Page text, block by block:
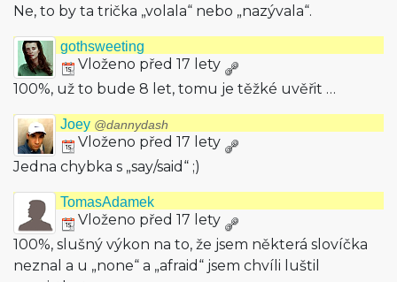
Ne, to by ta trička „volala“ nebo „nazývala“.
gothsweeting
Vloženo před 17 lety
100%, už to bude 8 let, tomu je těžké uvěřit …
Joey @dannydash
Vloženo před 17 lety
Jedna chybka s „say/said“ ;)
TomasAdamek
Vloženo před 17 lety
100%, slušný výkon na to, že jsem některá slovíčka
neznal a u „none“ a „afraid“ jsem chvíli luštil